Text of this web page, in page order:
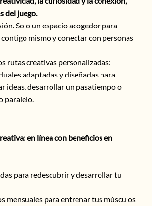
del juego.
Solo un espacio acogedor para
mismo y conectar con personas
rutas creativas personalizadas:
adaptadas y diseñadas para
ideas, desarrollar un pasatiempo o
paralelo.
en línea con beneficios en
para redescubrir y desarrollar tu
mensuales para entrenar tus músculos